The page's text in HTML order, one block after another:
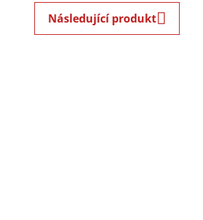
Následující produkt